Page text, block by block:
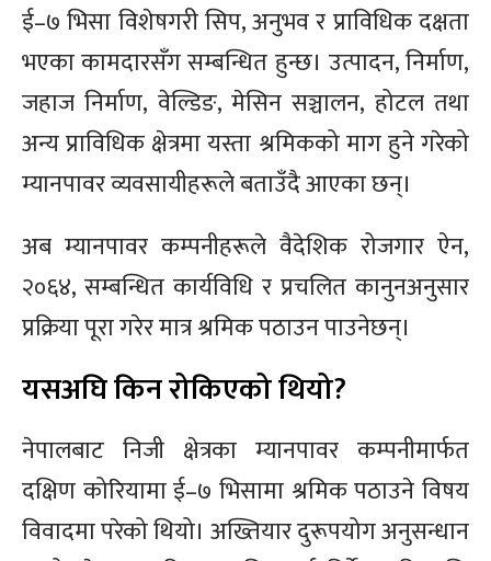
ई–७ भिसा विशेषगरी सिप, अनुभव र प्राविधिक दक्षता
भएका कामदारसँग सम्बन्धित हुन्छ। उत्पादन, निर्माण,
जहाज निर्माण, वेल्डिङ, मेसिन सञ्चालन, होटल तथा
अन्य प्राविधिक क्षेत्रमा यस्ता श्रमिकको माग हुने गरेको
म्यानपावर व्यवसायीहरूले बताउँदै आएका छन्।
अब म्यानपावर कम्पनीहरूले वैदेशिक रोजगार ऐन,
२०६४, सम्बन्धित कार्यविधि र प्रचलित कानुनअनुसार
प्रक्रिया पूरा गरेर मात्र श्रमिक पठाउन पाउनेछन्।
यसअघि किन रोकिएको थियो?
नेपालबाट निजी क्षेत्रका म्यानपावर कम्पनीमार्फत
दक्षिण कोरियामा ई–७ भिसामा श्रमिक पठाउने विषय
विवादमा परेको थियो। अख्तियार दुरूपयोग अनुसन्धान